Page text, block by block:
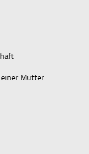
einer Mutter